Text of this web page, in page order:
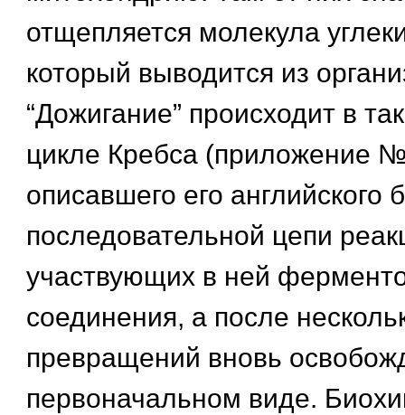
отщепляется молекула
который выводится из
“Дожигание” происходит в
цикле Кребса (приложение
описавшего его английского
последовательной цепи
участвующих в ней
соединения, а после
превращений вновь
первоначальном виде.